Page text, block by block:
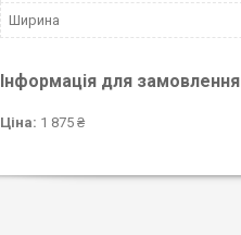
Ширина
Інформація для замовлення
Ціна: 1 875 ₴